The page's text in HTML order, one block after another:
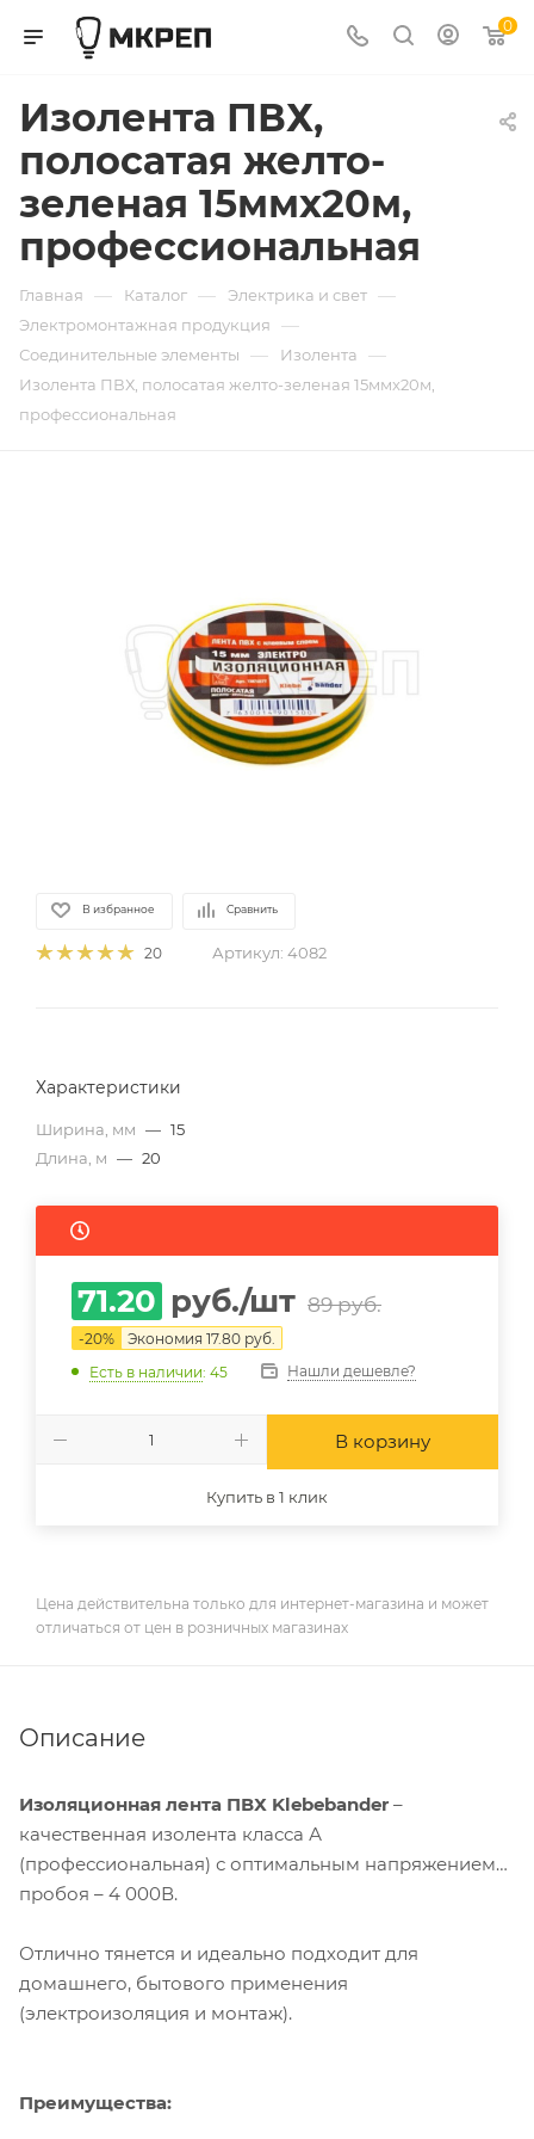
0
Изолента ПВХ,
полосатая желто-
зеленая 15ммx20м,
профессиональная
Главная — Каталог — Электрика и свет —
Электромонтажная продукция —
Соединительные элементы — Изолента —
Изолента ПВХ, полосатая желто-зеленая 15ммx20м,
профессиональная
В избранное Сравнить
20 Артикул: 4082
Характеристики
Ширина, мм — 15
Длина, м — 20
71.20 руб./шт 89руб.
-20% Экономия 17.80 руб.
Есть в наличии: 45 Нашли дешевле?
В корзину
Купить в 1 клик
Цена действительна только для интернет-магазина и может
отличаться от цен в розничных магазинах
Описание
Изоляционная лента ПВХ Klebebander –
качественная изолента класса А
(профессиональная) с оптимальным напряжением
пробоя – 4 000В.
Отлично тянется и идеально подходит для
домашнего, бытового применения
(электроизоляция и монтаж).
Преимущества: